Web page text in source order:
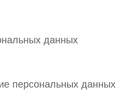
данных
персональных данных